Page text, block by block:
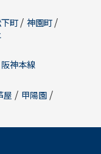
町/ 神園町/
阪神本線
屋 / 甲陽園 /